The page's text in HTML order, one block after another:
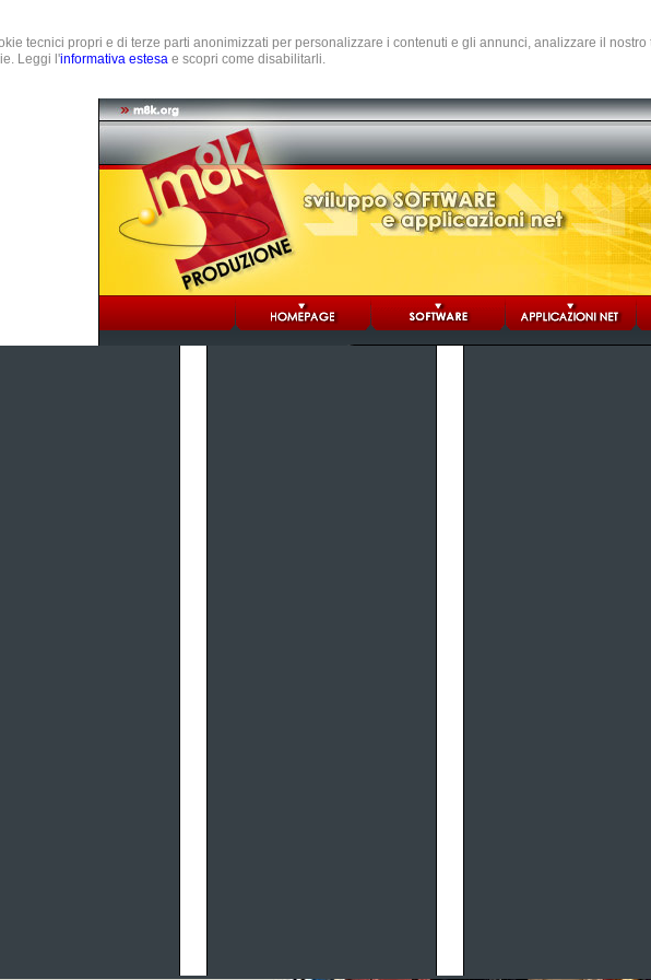
tecnici propri e di terze parti anonimizzati per personalizzare i contenuti e gli annunci, analizzare il
Leggi l'informativa estesa e scopri come disabilitarli.